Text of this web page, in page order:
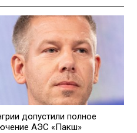
допустили полное
АЭС «Пакш»